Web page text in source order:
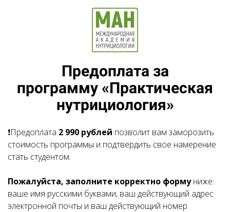
Предоплата за
программу «Практическая
нутрициология»
❗Предоплата 2 990 рублей позволит вам заморозить
стоимость программы и подтвердить свое намерение
стать студентом.
Пожалуйста, заполните корректно формуниже:
ваше имя русскими буквами, ваш действующий адрес
электронной почты и ваш действующий номер